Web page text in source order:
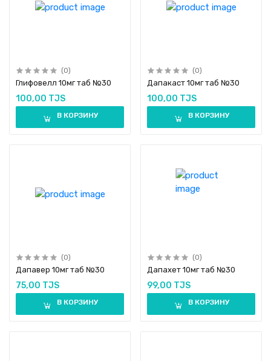
(0)
Глифовелл 10мг таб №30
100,00 TJS
В КОРЗИНУ
(0)
Дапакаст 10мг таб №30
100,00 TJS
В КОРЗИНУ
(0)
Дапавер 10мг таб №30
75,00 TJS
В КОРЗИНУ
(0)
Дапахет 10мг таб №30
99,00 TJS
В КОРЗИНУ